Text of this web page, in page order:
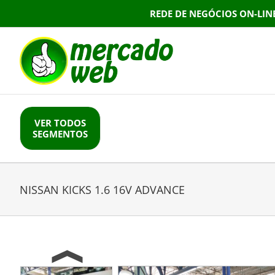
content
REDE DE NEGÓCIOS ON-
VER TODOS
SEGMENTOS
NISSAN KICKS 1.6 16V ADVANCE
Previous